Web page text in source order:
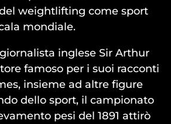
weightlifting come sport
mondiale.
inglese Sir Arthur
famoso per i suoi racconti
insieme ad altre figure
dello sport, il campionato
pesi del 1891 attirò